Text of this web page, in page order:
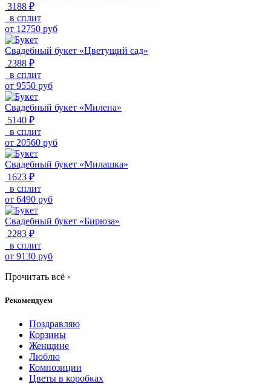
3188 ₽
в сплит
от 12750 руб
Свадебный букет «Цветущий сад»
2388 ₽
в сплит
от 9550 руб
Свадебный букет «Милена»
5140 ₽
в сплит
от 20560 руб
Свадебный букет «Милашка»
1623 ₽
в сплит
от 6490 руб
Свадебный букет «Бирюза»
2283 ₽
в сплит
от 9130 руб
Прочитать всё ›
Рекомендуем
Поздравляю
Корзины
Женщине
Люблю
Композиции
Цветы в коробках